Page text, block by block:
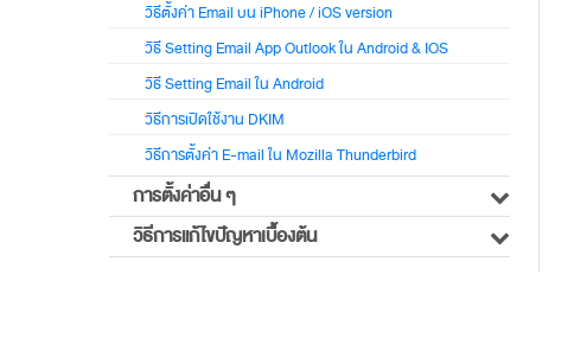
วิธีตั้งค่า Email บน iPhone / iOS version
วิธี Setting Email App Outlook ใน Android & IOS
วิธี Setting Email ใน Android
วิธีการเปิดใช้งาน DKIM
วิธีการตั้งค่า E-mail ใน Mozilla Thunderbird
การตั้งค่าอื่น ๆ
วิธีการแก้ไขปัญหาเบื้องต้น